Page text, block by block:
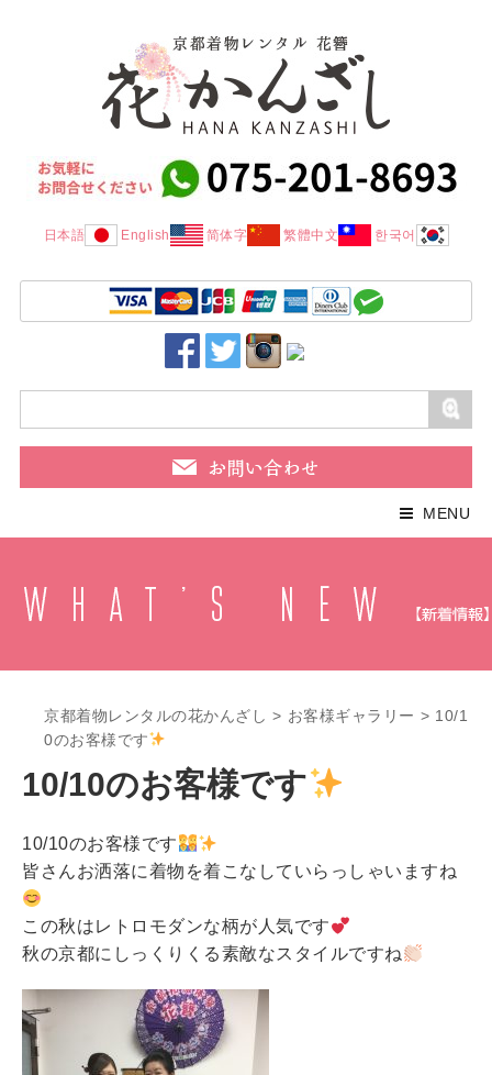
日本語 English 简体字 繁體中文 한국어
MENU
京都着物レンタルの花かんざし > お客様ギャラリー > 10/1
0のお客様です
10/10のお客様です
10/10のお客様です
皆さんお洒落に着物を着こなしていらっしゃいますね
この秋はレトロモダンな柄が人気です
秋の京都にしっくりくる素敵なスタイルですね